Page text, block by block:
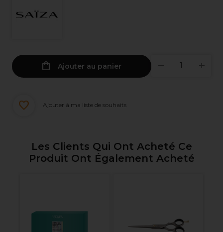
Ajouter au panier
Ajouter à ma liste de souhaits
Les Clients Qui Ont Acheté Ce
Produit Ont Également Acheté